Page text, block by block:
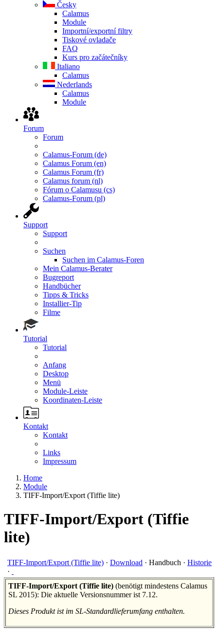
Česky
Calamus
Module
Importní/exportní filtry
Tiskové ovladače
FAQ
Kurs pro začátečníky
Italiano
Calamus
Nederlands
Calamus
Module
Forum
Forum
Calamus-Forum (de)
Calamus Forum (en)
Calamus Forum (fr)
Calamus forum (nl)
Fórum o Calamusu (cs)
Calamus-Forum (pl)
Support
Support
Suchen
Suchen im Calamus-Foren
Mein Calamus-Berater
Bugreport
Handbücher
Tipps & Tricks
Installier-Tip
Filme
Tutorial
Tutorial
Anfang
Desktop
Menü
Module-Leiste
Koordinaten-Leiste
Kontakt
Kontakt
Links
Impressum
Home
Module
TIFF-Import/Export (Tiffie lite)
TIFF-Import/Export (Tiffie
lite)
TIFF-Import/Export (Tiffie lite) · Download · Handbuch · Historie
·
TIFF-Import/Export (Tiffie lite) (benötigt mindestens Calamus
SL 2015): Die aktuelle Versionsnummer ist 7.12.
Dieses Produkt ist im SL-Standardlieferumfang enthalten.